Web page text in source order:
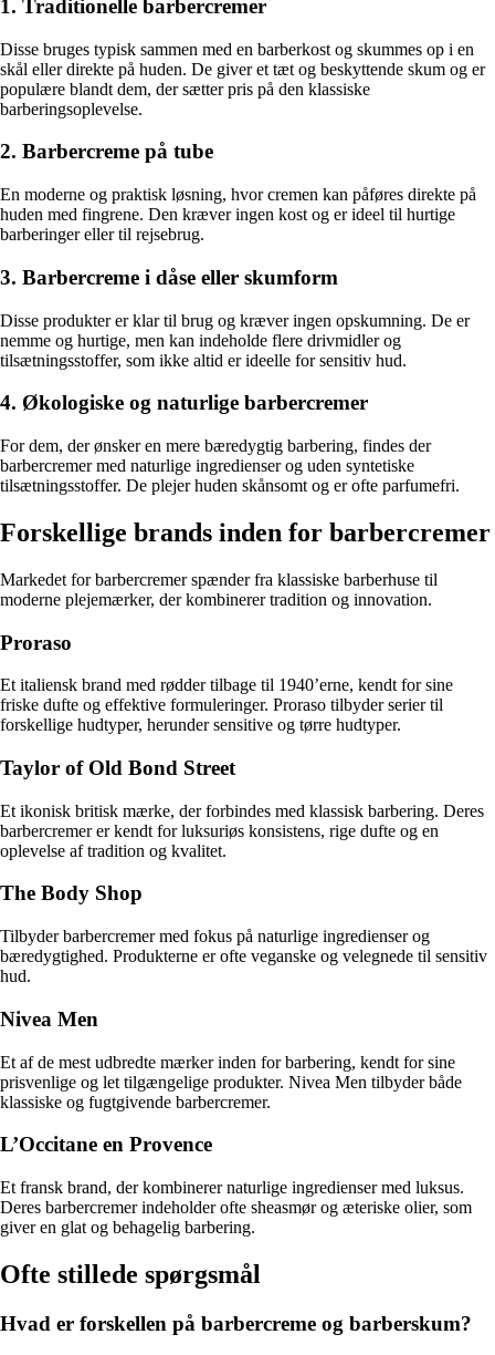
1. Traditionelle barbercremer
Disse bruges typisk sammen med en barberkost og skummes op i en
skål eller direkte på huden. De giver et tæt og beskyttende skum og er
populære blandt dem, der sætter pris på den klassiske
barberingsoplevelse.
2. Barbercreme på tube
En moderne og praktisk løsning, hvor cremen kan påføres direkte på
huden med fingrene. Den kræver ingen kost og er ideel til hurtige
barberinger eller til rejsebrug.
3. Barbercreme i dåse eller skumform
Disse produkter er klar til brug og kræver ingen opskumning. De er
nemme og hurtige, men kan indeholde flere drivmidler og
tilsætningsstoffer, som ikke altid er ideelle for sensitiv hud.
4. Økologiske og naturlige barbercremer
For dem, der ønsker en mere bæredygtig barbering, findes der
barbercremer med naturlige ingredienser og uden syntetiske
tilsætningsstoffer. De plejer huden skånsomt og er ofte parfumefri.
Forskellige brands inden for barbercremer
Markedet for barbercremer spænder fra klassiske barberhuse til
moderne plejemærker, der kombinerer tradition og innovation.
Proraso
Et italiensk brand med rødder tilbage til 1940’erne, kendt for sine
friske dufte og effektive formuleringer. Proraso tilbyder serier til
forskellige hudtyper, herunder sensitive og tørre hudtyper.
Taylor of Old Bond Street
Et ikonisk britisk mærke, der forbindes med klassisk barbering. Deres
barbercremer er kendt for luksuriøs konsistens, rige dufte og en
oplevelse af tradition og kvalitet.
The Body Shop
Tilbyder barbercremer med fokus på naturlige ingredienser og
bæredygtighed. Produkterne er ofte veganske og velegnede til sensitiv
hud.
Nivea Men
Et af de mest udbredte mærker inden for barbering, kendt for sine
prisvenlige og let tilgængelige produkter. Nivea Men tilbyder både
klassiske og fugtgivende barbercremer.
L’Occitane en Provence
Et fransk brand, der kombinerer naturlige ingredienser med luksus.
Deres barbercremer indeholder ofte sheasmør og æteriske olier, som
giver en glat og behagelig barbering.
Ofte stillede spørgsmål
Hvad er forskellen på barbercreme og barberskum?